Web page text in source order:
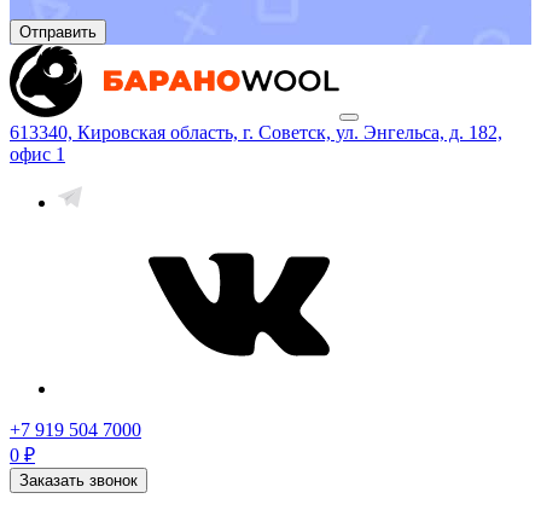
Отправить
613340, Кировская область, г. Советск, ул. Энгельса, д. 182,
офис 1
+7 919 504 7000
0 ₽
Заказать звонок